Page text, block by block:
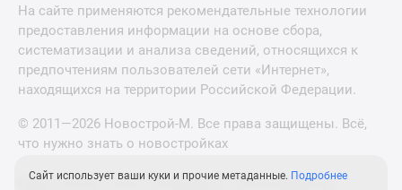
На сайте применяются рекомендательные технологии
предоставления информации на основе сбора,
систематизации и анализа сведений, относящихся к
предпочтениям пользователей сети «Интернет»,
находящихся на территории Российской Федерации.
© 2011—2026 Новострой-М. Все права защищены. Всё,
что нужно знать о новостройках
Новостройки Санкт-Петербурга и Ленинградской
Сайт использует ваши куки и прочие метаданные. Подробнее